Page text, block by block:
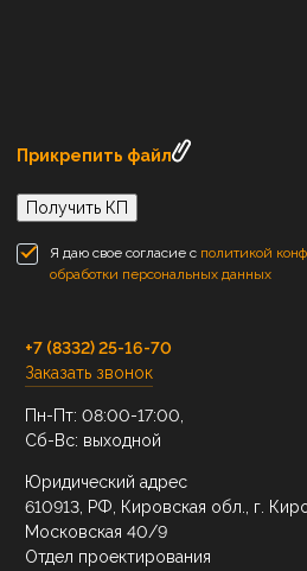
Прикрепить файл
Получить КП
Я даю свое согласие с политикой
обработки персональных данных
+7 (8332) 25-16-70
Заказать звонок
Пн-Пт: 08:00-17:00,
Сб-Вс: выходной
Юридический адрес
610913, РФ, Кировская обл., г.
Московская 40/9
Отдел проектирования